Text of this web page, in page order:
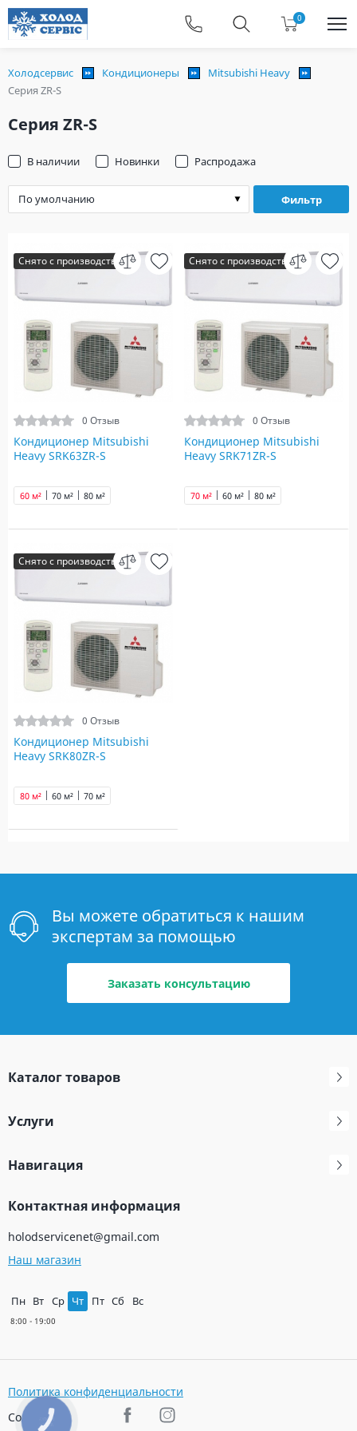
0
Холодсервис Кондиционеры
Mitsubishi Heavy
Серия ZR-S
Серия ZR-S
Фильтр
В наличии Новинки Распродажа
Снято с производства
0 Отзыв
Кондиционер Mitsubishi
Heavy SRK63ZR-S
60 м² 70 м² 80 м²
Снято с производства
0 Отзыв
Кондиционер Mitsubishi
Heavy SRK71ZR-S
60 м²
70 м² 80 м²
Снято с производства
0 Отзыв
Кондиционер Mitsubishi
Heavy SRK80ZR-S
60 м² 70 м²
80 м²
Вы можете обратиться к нашим
экспертам за помощью
Заказать консультацию
Каталог товаров
Услуги
Навигация
Контактная информация
holodservicenet@gmail.com
Наш магазин
Пн Вт Ср Чт Пт Сб Вс
Политика конфиденциальности
Соц. сети
КНОПКА
ЗВ'ЯЗКУ